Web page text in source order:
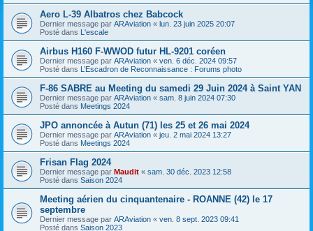
Aero L-39 Albatros chez Babcock
Dernier message par ARAviation « lun. 23 juin 2025 20:07
Posté dans L'escale
Airbus H160 F-WWOD futur HL-9201 coréen
Dernier message par ARAviation « ven. 6 déc. 2024 09:57
Posté dans L’Escadron de Reconnaissance : Forums photo
F-86 SABRE au Meeting du samedi 29 Juin 2024 à Saint YAN
Dernier message par ARAviation « sam. 8 juin 2024 07:30
Posté dans Meetings 2024
JPO annoncée à Autun (71) les 25 et 26 mai 2024
Dernier message par ARAviation « jeu. 2 mai 2024 13:27
Posté dans Meetings 2024
Frisan Flag 2024
Dernier message par Maudit « sam. 30 déc. 2023 12:58
Posté dans Saison 2024
Meeting aérien du cinquantenaire - ROANNE (42) le 17
septembre
Dernier message par ARAviation « ven. 8 sept. 2023 09:41
Posté dans Saison 2023